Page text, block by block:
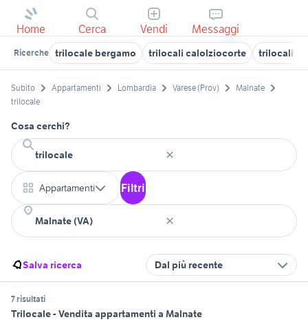
Home Cerca Vendi Messaggi
Ricerche trilocale bergamo trilocali calolziocorte trilocali
Subito Appartamenti Lombardia Varese (Prov)
Malnate
trilocale
Cosa cerchi?
Appartamenti Filtri
Salva ricerca Dal più recente
7 risultati
Trilocale - Vendita appartamenti a Malnate